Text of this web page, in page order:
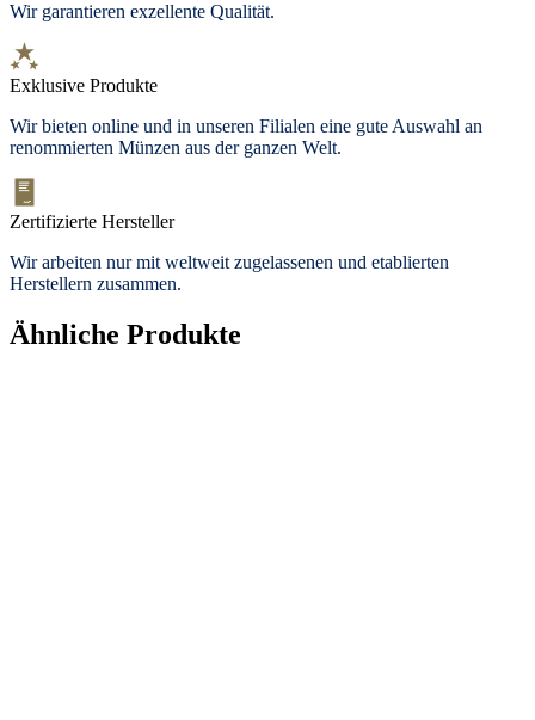
Wir garantieren exzellente Qualität.
Exklusive Produkte
Wir bieten online und in unseren Filialen eine gute Auswahl an
renommierten Münzen aus der ganzen Welt.
Zertifizierte Hersteller
Wir arbeiten nur mit weltweit zugelassenen und etablierten
Herstellern zusammen.
Ähnliche Produkte